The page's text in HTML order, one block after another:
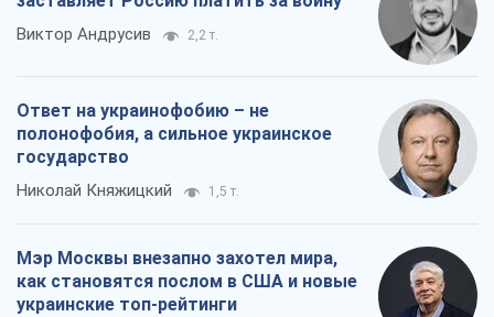
Виктор Андрусив 2,2 т.
Ответ на украинофобию – не
полонофобия, а сильное украинское
государство
Николай Княжицкий 1,5 т.
Мэр Москвы внезапно захотел мира,
как становятся послом в США и новые
украинские топ-рейтинги